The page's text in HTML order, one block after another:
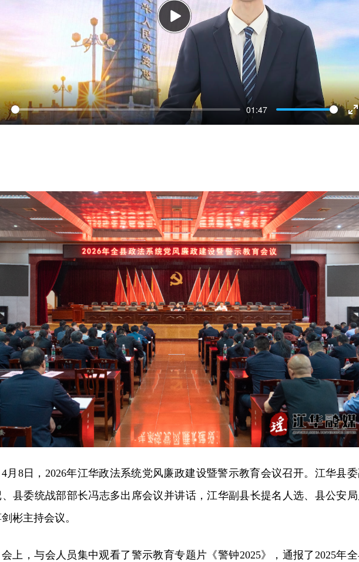
01:47
Play
4月8日，2026年江华政法系统党风廉政建设暨警示教育会议召开。江华县委
县委统战部部长冯志多出席会议并讲话，江华副县长提名人选、县公安
彬主持会议。
会上，与会人员集中观看了警示教育专题片《警钟2025》，通报了2025年